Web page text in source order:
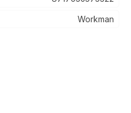
Workman